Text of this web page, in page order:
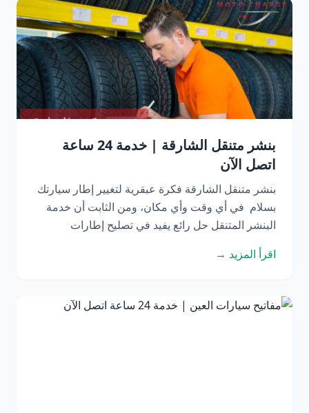
بنشر متنقل الشارقة | خدمة 24 ساعة
اتصل الآن
بنشر متنقل الشارقة فكرة عبقرية لتغيير إطار سيارتك
بسلام في أي وقت وأي مكان، ومن الثابت أن خدمة
البنشر المتنقل حل رائع يفيد في تصليح إطارات
اقرأ المزيد →